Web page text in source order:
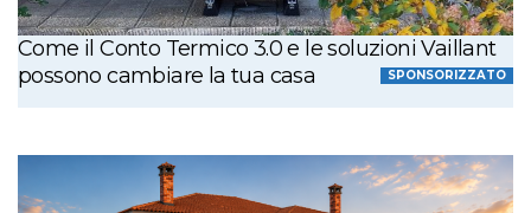
Come il Conto Termico 3.0 e le soluzioni Vaillant
possono cambiare la tua casa
SPONSORIZZATO